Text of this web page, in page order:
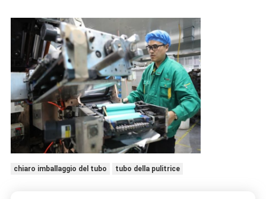
chiaro imballaggio del tubo tubo della pulitrice